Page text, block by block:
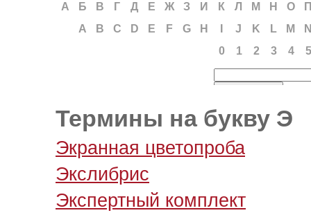
А Б В Г Д Е Ж З И К Л М Н О
A
B C D E F G H J K L M
0
1 2 3 4 5
Термины на букву Э
Экранная цветопроба
Экслибрис
Экспертный комплект